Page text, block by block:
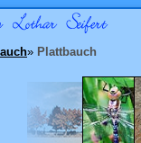
» Plattbauch